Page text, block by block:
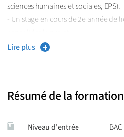
sciences humaines et sociales, EPS).
- Un stage en cours de 2e année de
Lire plus
Résumé de la formation
Niveau d'entrée